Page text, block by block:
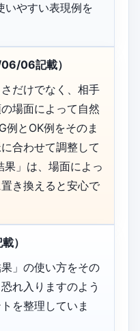
いやすい表現例を
06記載）
だけでなく、相手
場面によって自然
例とOK例をそのま
合わせて調整して
果」は、場面によっ
き換えると安心で
）
」の使い方をその
れ入りますのよう
を整理していま